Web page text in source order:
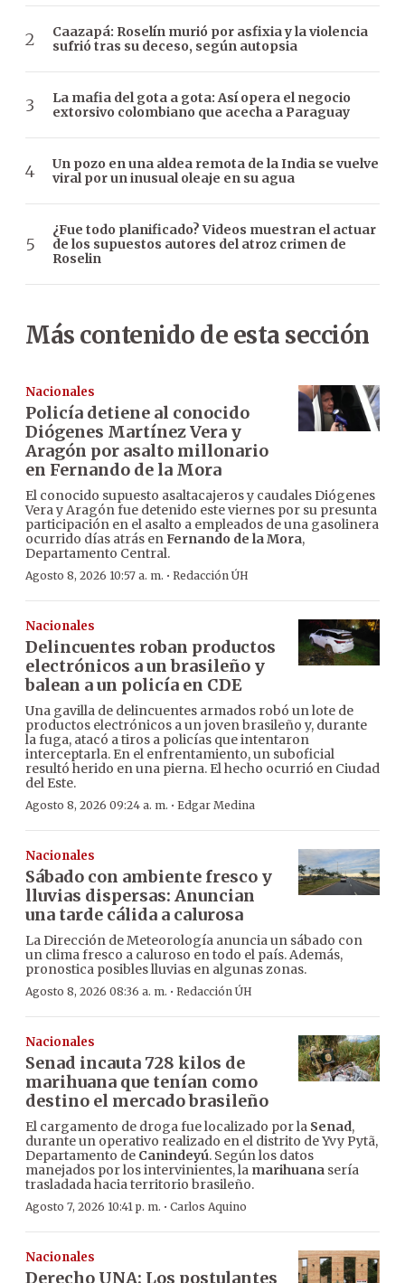
Caazapá: Roselín murió por asfixia y la violencia
sufrió tras su deceso, según autopsia
La mafia del gota a gota: Así opera el negocio
extorsivo colombiano que acecha a Paraguay
Un pozo en una aldea remota de la India se vuelve
viral por un inusual oleaje en su agua
¿Fue todo planificado? Videos muestran el actuar
de los supuestos autores del atroz crimen de
Roselin
Más contenido de esta sección
Nacionales
Policía detiene al conocido
Diógenes Martínez Vera y
Aragón por asalto millonario
en Fernando de la Mora
El conocido supuesto asaltacajeros y caudales Diógenes
Vera y Aragón fue detenido este viernes por su presunta
participación en el asalto a empleados de una gasolinera
ocurrido días atrás enFernando de la Mora,
Departamento Central.
Agosto 8, 2026 10:57 a. m. · Redacción ÚH
Nacionales
Delincuentes roban productos
electrónicos a un brasileño y
balean a un policía en CDE
Una gavilla de delincuentes armados robó un lote de
productos electrónicos a un joven brasileño y, durante
la fuga, atacó a tiros a policías que intentaron
interceptarla. En el enfrentamiento, un suboficial
resultó herido en una pierna. El hecho ocurrió en Ciudad
del Este.
Agosto 8, 2026 09:24 a. m. · Edgar Medina
Nacionales
Sábado con ambiente fresco y
lluvias dispersas: Anuncian
una tarde cálida a calurosa
La Dirección de Meteorología anuncia un sábado con
un clima fresco a caluroso en todo el país. Además,
pronostica posibles lluvias en algunas zonas.
Agosto 8, 2026 08:36 a. m. · Redacción ÚH
Nacionales
Senad incauta 728 kilos de
marihuana que tenían como
destino el mercado brasileño
El cargamento de droga fue localizado por la Senad,
durante un operativo realizado en el distrito de Yvy Pytã,
Departamento de Canindeyú. Según los datos
manejados por los intervinientes, la marihuana sería
trasladada hacia territorio brasileño.
Agosto 7, 2026 10:41 p. m. · Carlos Aquino
Nacionales
Derecho UNA: Los postulantes